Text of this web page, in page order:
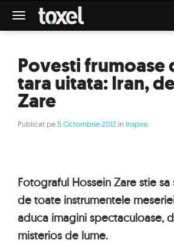
Meniu
Povesti frumoase
tara uitata: Iran,
Zare
Publicat pe5 Octombrie 2012 in Inspire
Fotograful Hossein Zare stie
de toate instrumentele
aduca imagini spectaculoase,
misterios de lume.